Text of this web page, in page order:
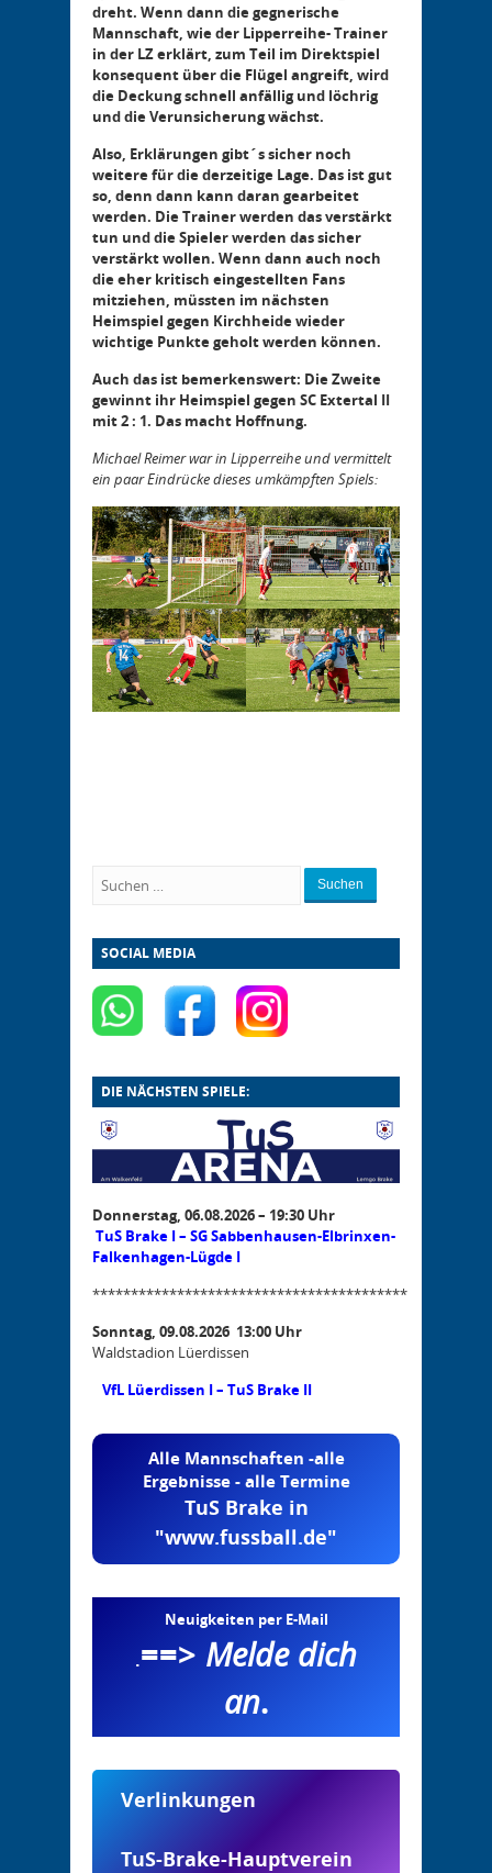
dreht. Wenn dann die gegnerische
Mannschaft, wie der Lipperreihe- Trainer
in der LZ erklärt, zum Teil im Direktspiel
konsequent über die Flügel angreift, wird
die Deckung schnell anfällig und löchrig
und die Verunsicherung wächst.
Also, Erklärungen gibt´s sicher noch
weitere für die derzeitige Lage. Das ist gut
so, denn dann kann daran gearbeitet
werden. Die Trainer werden das verstärkt
tun und die Spieler werden das sicher
verstärkt wollen. Wenn dann auch noch
die eher kritisch eingestellten Fans
mitziehen, müssten im nächsten
Heimspiel gegen Kirchheide wieder
wichtige Punkte geholt werden können.
Auch das ist bemerkenswert: Die Zweite
gewinnt ihr Heimspiel gegen SC Extertal II
mit 2 : 1. Das macht Hoffnung.
Michael Reimer war in Lipperreihe und vermittelt
ein paar Eindrücke dieses umkämpften Spiels:
Suchen
SOCIAL MEDIA
DIE NÄCHSTEN SPIELE:
Donnerstag, 06.08.2026 – 19:30 Uhr
TuS Brake I – SG Sabbenhausen-Elbrinxen-
Falkenhagen-Lügde I
*****************************************
Sonntag, 09.08.2026 13:00 Uhr
Waldstadion Lüerdissen
VfL Lüerdissen I – TuS Brake II
Alle Mannschaften -alle
Ergebnisse - alle Termine
TuS Brake in
"www.fussball.de"
Neuigkeiten per E-Mail
.==> Melde dich
an.
Verlinkungen
TuS-Brake-Hauptverein